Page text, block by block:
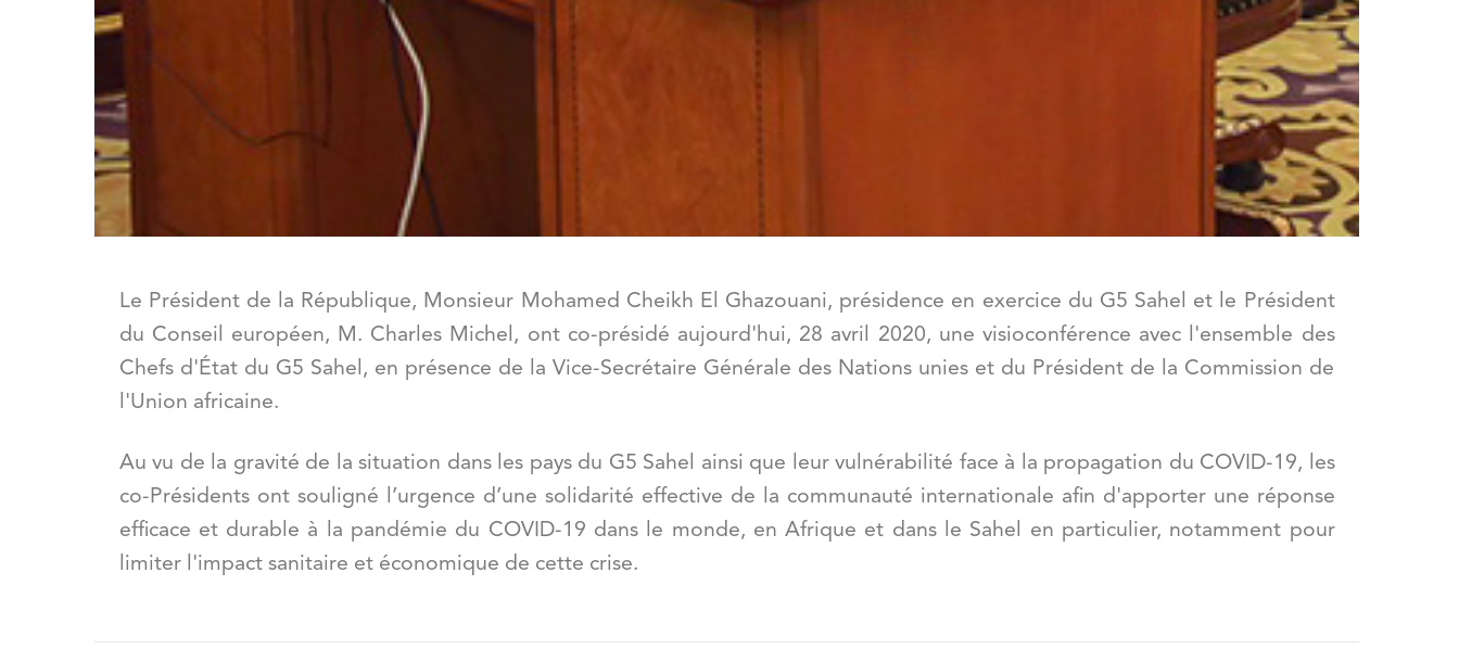
Le Président de la République, Monsieur Mohamed Cheikh El Ghazouani, présidence en exercice du G5 Sahel et le Président
du Conseil européen, M. Charles Michel, ont co-présidé aujourd'hui, 28 avril 2020, une visioconférence avec l'ensemble des
Chefs d'État du G5 Sahel, en présence de la Vice-Secrétaire Générale des Nations unies et du Président de la Commission de
l'Union africaine.
Au vu de la gravité de la situation dans les pays du G5 Sahel ainsi que leur vulnérabilité face à la propagation du COVID-19, les
co-Présidents ont souligné l ’urgence d ’une solidarité effective de la communauté internationale afin d'apporter une réponse
efficace et durable à
la pand émie du COVID-19 dans le monde, en Afrique et dans le Sahel en particulier, notamment pour
limiter l'impact sanitaire et économique de cette crise.